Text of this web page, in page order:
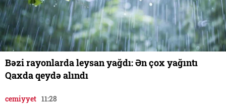
Bəzi rayonlarda leysan yağdı: Ən çox yağıntı
Qaxda qeydə alındı
cemiyyet 11:28